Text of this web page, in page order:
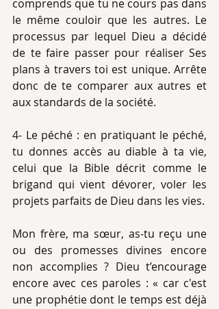
comprends que tu ne cours pas dans
le même couloir que les autres. Le
processus par lequel Dieu a décidé
de te faire passer pour réaliser Ses
plans à travers toi est unique. Arrête
donc de te comparer aux autres et
aux standards de la société.
4- Le péché : en pratiquant le péché,
tu donnes accès au diable à ta vie,
celui que la Bible décrit comme le
brigand qui vient dévorer, voler les
projets parfaits de Dieu dans les vies.
Mon frère, ma sœur, as-tu reçu une
ou des promesses divines encore
non accomplies ? Dieu t’encourage
encore avec ces paroles : « car c'est
une prophétie dont le temps est déjà